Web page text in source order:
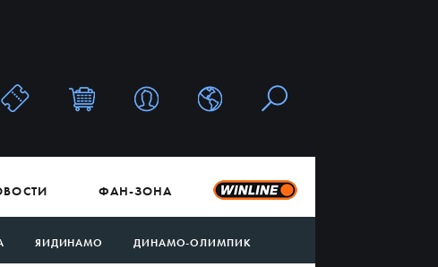
ФАН-ЗОНА
ЯИДИНАМО ДИНАМО-ОЛИМПИК